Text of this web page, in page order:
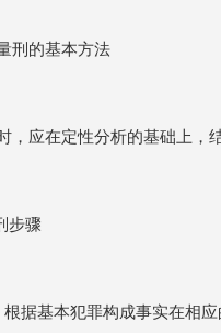
刑的基本方法
，应在定性分析的基础上，
步骤
根据基本犯罪构成事实在相